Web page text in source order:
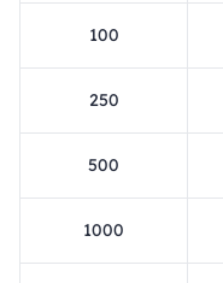
100
250
500
1000